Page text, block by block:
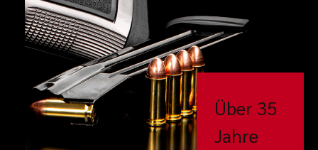
Über 35
Jahre